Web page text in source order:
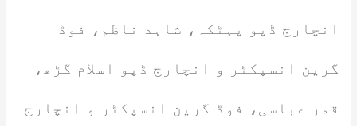
انچارج ڈپو پہٹکہ، شاہد ناظم، فوڈ
گرین انسپکٹر و انچارج ڈپو اسلام گڑھ،
قمر عباسی، فوڈ گرین انسپکٹر و انچارج